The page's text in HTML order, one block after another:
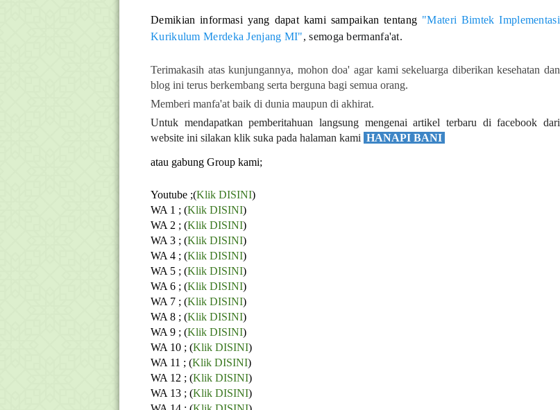
Demikian informasi yang dapat kami sampaikan tentang "Materi Bimtek Implementasi
Kurikulum Merdeka Jenjang MI", semoga bermanfa'at.
Terimakasih atas kunjungannya, mohon doa' agar kami sekeluarga diberikan kesehatan dan
blog ini terus berkembang serta berguna bagi semua orang.
Memberi manfa'at baik di dunia maupun di akhirat.
Untuk mendapatkan pemberitahuan langsung mengenai artikel terbaru di facebook dari
website ini silakan klik suka pada halaman kami HANAPI BANI
atau gabung Group kami;
Youtube ;(Klik DISINI)
WA 1 ; (Klik DISINI)
WA 2 ; (Klik DISINI)
WA 3 ; (Klik DISINI)
WA 4 ; (Klik DISINI)
WA 5 ; (Klik DISINI)
WA 6 ; (Klik DISINI)
WA 7 ; (Klik DISINI)
WA 8 ; (Klik DISINI)
WA 9 ; (Klik DISINI)
WA 10 ; (Klik DISINI)
WA 11 ; (Klik DISINI)
WA 12 ; (Klik DISINI)
WA 13 ; (Klik DISINI)